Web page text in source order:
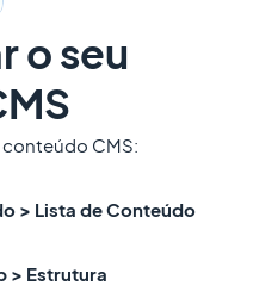
o seu
conteúdo CMS:
> Lista deConteúdo
> Estrutura